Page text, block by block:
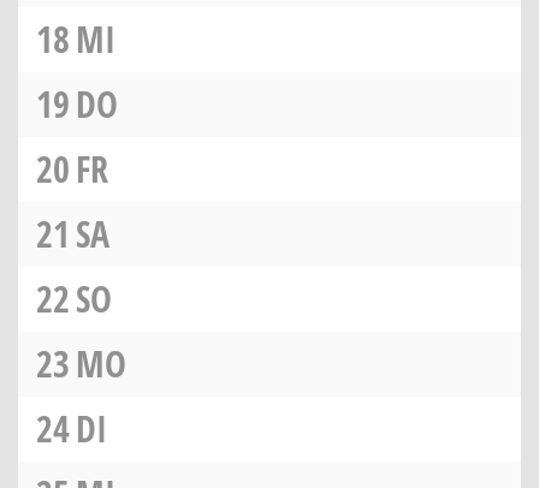
18MI
19DO
20FR
21 SA
22SO
23MO
24DI